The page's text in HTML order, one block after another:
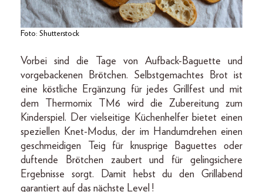
Foto: Shutterstock
Vorbei sind die Tage von Aufback-Baguette und
vorgebackenen Brötchen. Selbstgemachtes Brot ist
eine köstliche Ergänzung für jedes Grillfest und mit
dem Thermomix TM6 wird die Zubereitung zum
Kinderspiel. Der vielseitige Küchenhelfer bietet einen
speziellen Knet-Modus, der im Handumdrehen einen
geschmeidigen Teig für knusprige Baguettes oder
duftende Brötchen zaubert und für gelingsichere
Ergebnisse sorgt. Damit hebst du den Grillabend
garantiert auf das nächste Level !